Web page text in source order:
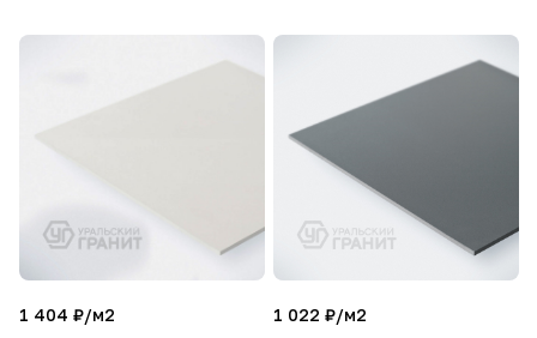
1 404 ₽/м2
1 022 ₽/м2